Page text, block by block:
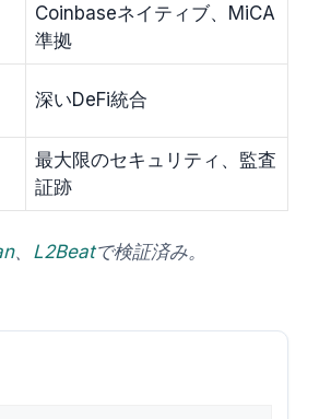
Coinbaseネイティブ、MiCA
準拠
深いDeFi統合
最大限のセキュリティ、監査
証跡
、 L2Beatで検証済み。